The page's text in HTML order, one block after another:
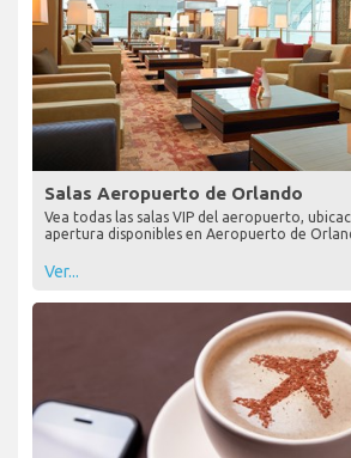
Salas Aeropuerto de Orlando
Vea todas las salas VIP del aeropuerto,
apertura disponibles en Aeropuerto de
Ver...